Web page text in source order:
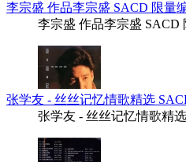
李宗盛 作品李宗盛 SACD 限量
李宗盛 作品李宗盛 SACD
张学友 - 丝丝记忆情歌精选
张学友 - 丝丝记忆情歌精